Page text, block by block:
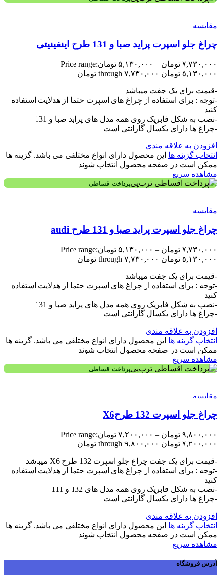
مقایسه
چراغ جلو اسپرت پراید صبا و 131 طرح اینفینیتی
۷,۷۳۰,۰۰۰ تومان – ۵,۱۳۰,۰۰۰ تومانPrice range:
۵,۱۳۰,۰۰۰ تومان through ۷,۷۳۰,۰۰۰ تومان
-قیمت برای یک جفت میباشد
-توجه : برای استفاده از چراغ های اسپرت حتما از هدلایت استفاده
کنید
-نصب به شکل فابریک روی همه مدل های پراید صبا و 131
-چراغ ها دارای یکسال گارانتی است
افزودن به علاقه مندی
انتخاب گزینه ها این محصول دارای انواع مختلفی می باشد. گزینه ها
ممکن است در صفحه محصول انتخاب شوند
مشاهده سریع
پرداخت اقساطی
مقایسه
چراغ جلو اسپرت پراید صبا و 131 طرح audi
۷,۷۳۰,۰۰۰ تومان – ۵,۱۳۰,۰۰۰ تومانPrice range:
۵,۱۳۰,۰۰۰ تومان through ۷,۷۳۰,۰۰۰ تومان
-قیمت برای یک جفت میباشد
-توجه : برای استفاده از چراغ های اسپرت حتما از هدلایت استفاده
کنید
-نصب به شکل فابریک روی همه مدل های پراید صبا و 131
-چراغ ها دارای یکسال گارانتی است
افزودن به علاقه مندی
انتخاب گزینه ها این محصول دارای انواع مختلفی می باشد. گزینه ها
ممکن است در صفحه محصول انتخاب شوند
مشاهده سریع
پرداخت اقساطی
مقایسه
چراغ جلو اسپرت 132 طرحX6
۹,۸۰۰,۰۰۰ تومان – ۷,۲۰۰,۰۰۰ تومانPrice range:
۷,۲۰۰,۰۰۰ تومان through ۹,۸۰۰,۰۰۰ تومان
-قیمت برای یک جفت چراغ جلو اسپرت 132 طرح X6 میباشد
-توجه : برای استفاده از چراغ های اسپرت حتما از هدلایت استفاده
کنید
-نصب به شکل فابریک روی همه مدل های 132 و 111
-چراغ ها دارای یکسال گارانتی است
افزودن به علاقه مندی
انتخاب گزینه ها این محصول دارای انواع مختلفی می باشد. گزینه ها
ممکن است در صفحه محصول انتخاب شوند
مشاهده سریع
آدرس فروشگاه